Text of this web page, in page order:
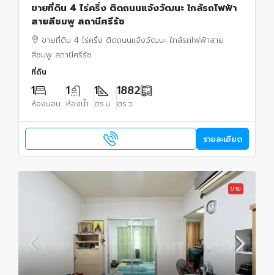
ขายที่ดิน 4 ไร่ครึ่ง ติดถนนแจ้งวัฒนะ ใกล้รถไฟฟ้า
สายสีชมพู สถานีศรีรัช
ขายที่ดิน 4 ไร่ครึ่ง ติดถนนแจ้งวัฒนะ ใกล้รถไฟฟ้าสาย
สีชมพู สถานีศรีรัช
ที่ดิน
1
ห้องนอน
1
ห้องน้ำ
1
ตร.ม.
1882
ตร.ว.
รายละเอียด
ขาย